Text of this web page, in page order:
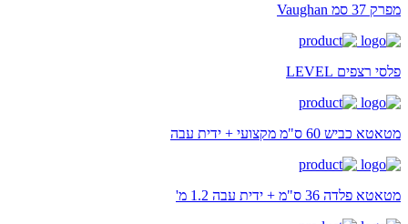
מפרק 37 סמ Vaughan
פלסי רצפים LEVEL
מטאטא כביש 60 ס"מ מקצועי + ידית עבה
מטאטא פלדה 36 ס"מ + ידית עבה 1.2 מ'